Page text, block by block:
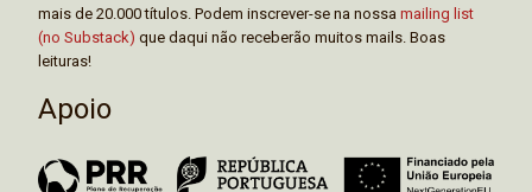
mais de 20.000 títulos. Podem inscrever-se na nossa mailing list
(no Substack) que daqui não receberão muitos mails. Boas
leituras!
Apoio